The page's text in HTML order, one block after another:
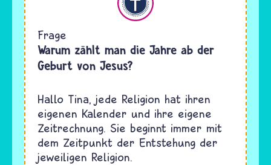
Frage
Warum zählt man die Jahre ab der
Geburt von Jesus?
Hallo Tina, jede Religion hat ihren
eigenen Kalender und ihre eigene
Zeitrechnung. Sie beginnt immer mit
dem Zeitpunkt der Entstehung der
jeweiligen Religion.